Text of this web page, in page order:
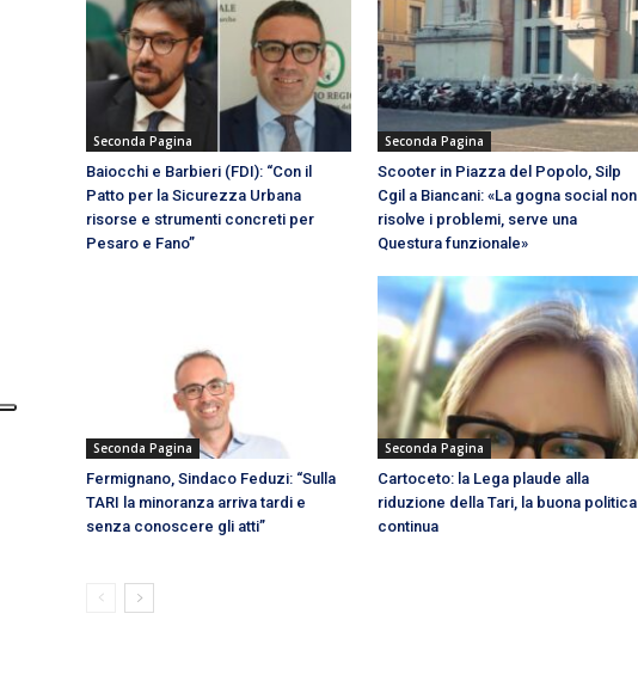
Seconda Pagina
Baiocchi e Barbieri (FDI): “Con il
Patto per la Sicurezza Urbana
risorse e strumenti concreti per
Pesaro e Fano”
Seconda Pagina
Scooter in Piazza del Popolo, Silp
Cgil a Biancani: «La gogna social non
risolve i problemi, serve una
Questura funzionale»
Seconda Pagina
Fermignano, Sindaco Feduzi: “Sulla
TARI la minoranza arriva tardi e
senza conoscere gli atti”
Seconda Pagina
Cartoceto: la Lega plaude alla
riduzione della Tari, la buona politica
continua